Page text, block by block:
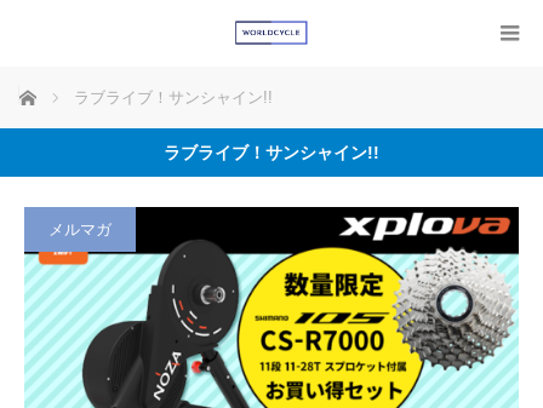
ホーム ラブライブ！サンシャイン!!
ラブライブ！サンシャイン!!
メルマガ